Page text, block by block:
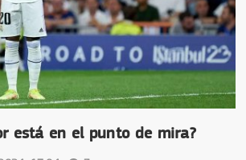
está en el punto de mira?